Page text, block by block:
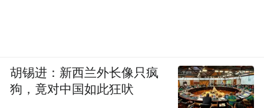
胡锡进：新西兰外长像只疯
狗，竟对中国如此狂吠